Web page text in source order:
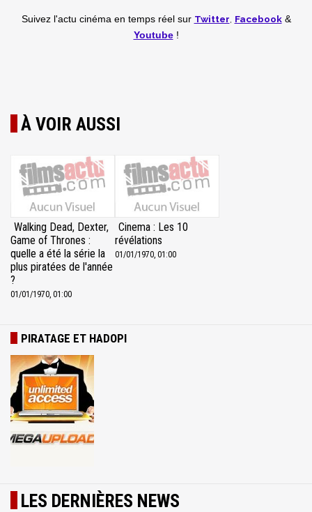
Suivez l'actu cinéma en temps réel sur Twitter Facebook&
Youtube!
À VOIR AUSSI
Walking Dead, Dexter,
Game of Thrones :
quelle a été la série la
plus piratées de l'année
?
01/01/1970, 01:00
Cinema : Les 10
révélations
01/01/1970, 01:00
PIRATAGE ET HADOPI
LES DERNIÈRES NEWS